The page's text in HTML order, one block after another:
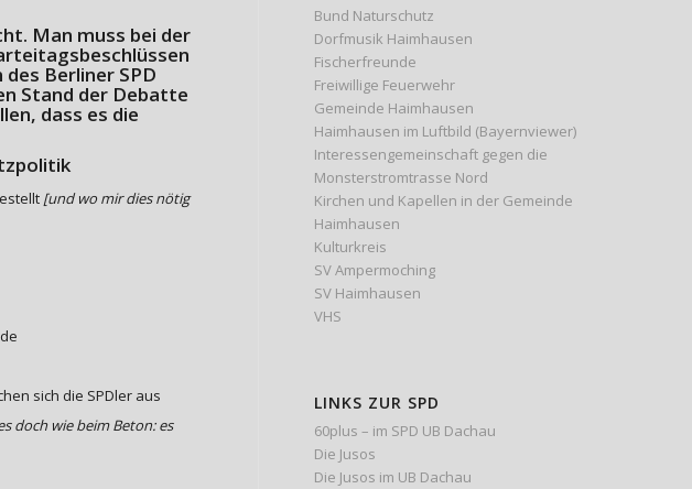
Man muss bei der
des Berliner SPD
Stand der Debatte
dass es die
[und wo mir dies nötig
sich die SPDler aus
doch wie beim Beton: es
Bund Naturschutz
Dorfmusik Haimhausen
Fischerfreunde
Freiwillige Feuerwehr
Gemeinde Haimhausen
Haimhausen im Luftbild (Bayernviewer)
Interessengemeinschaft gegen die
Monsterstromtrasse Nord
Kirchen und Kapellen in der Gemeinde
Haimhausen
Kulturkreis
SV Ampermoching
SV Haimhausen
VHS
LINKS ZUR SPD
60plus – im SPD UB Dachau
Die Jusos
Die Jusos im UB Dachau